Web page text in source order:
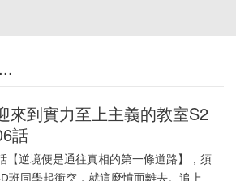
來到實力至上主義的教室S2
話
【逆境便是通往真相的第一條道路】，須
班同學起衝突，就這麼憤而離去。追上